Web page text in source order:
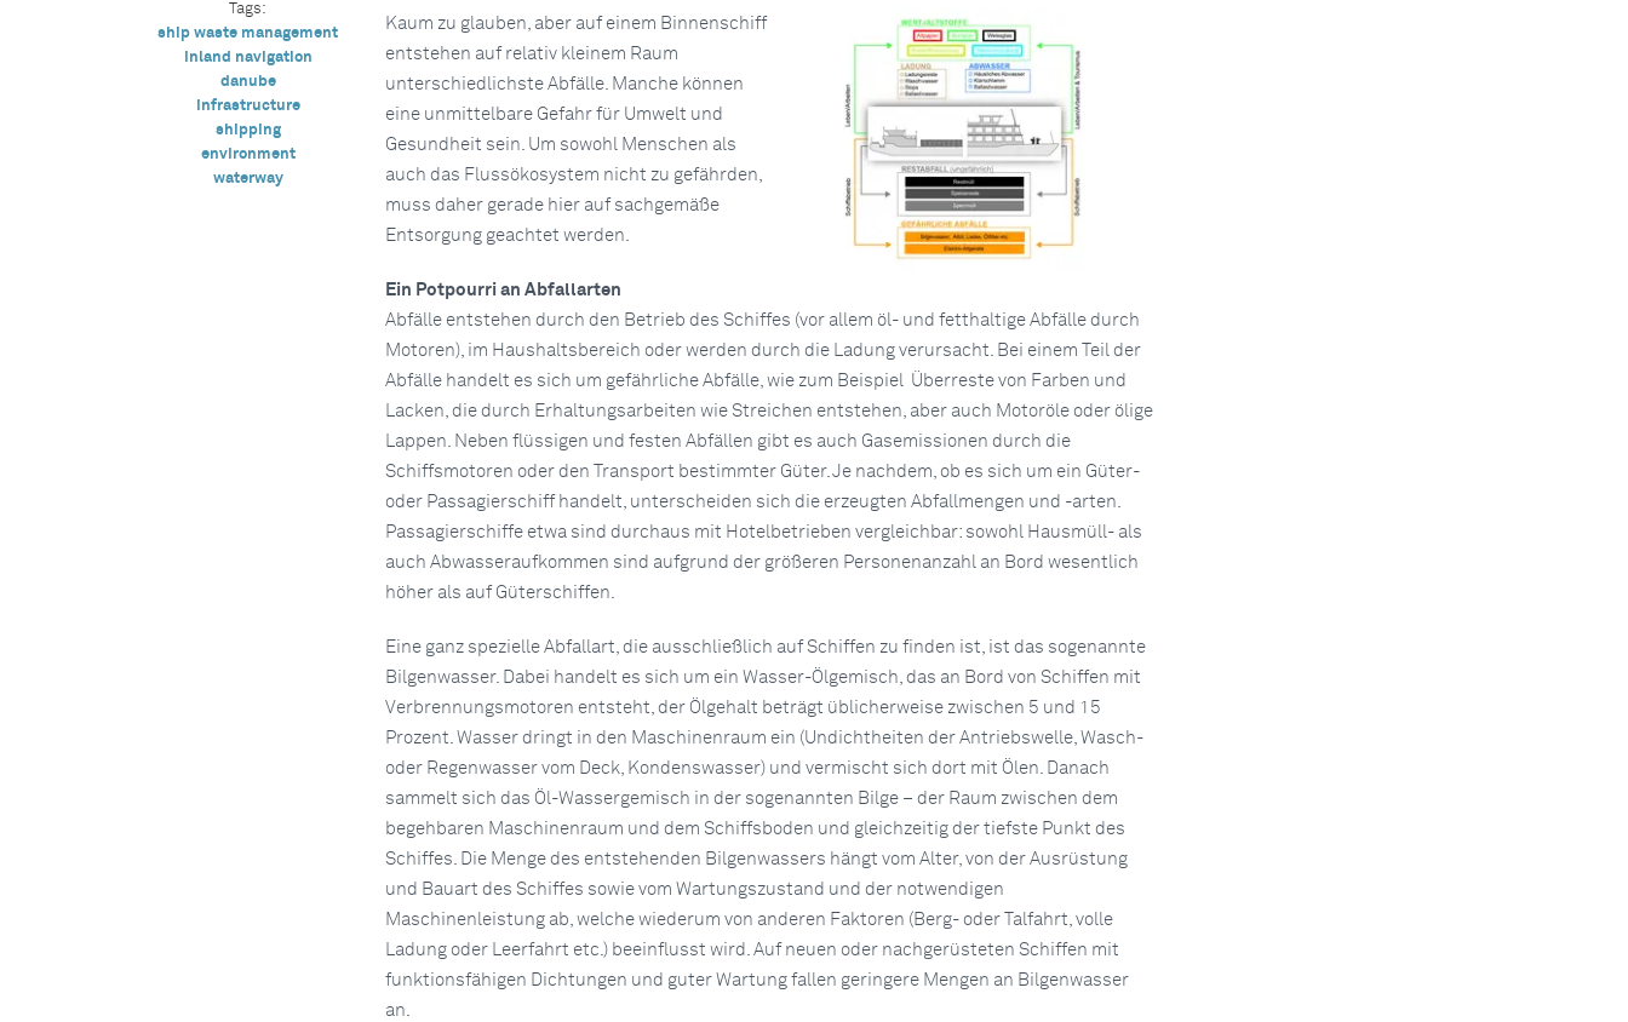
Kaum zu glauben, aber auf einem Binnenschiff
entstehen auf relativ kleinem Raum
unterschiedlichste Abfälle. Manche können
eine unmittelbare Gefahr für Umwelt und
Gesundheit sein. Um sowohl Menschen als
auch das Flussökosystem nicht zu gefährden,
muss daher gerade hier auf sachgemäße
Entsorgung geachtet werden.
Ein Potpourri an Abfallarten
Abfälle entstehen durch den Betrieb des Schiffes (vor allem öl- und fetthaltige Abfälle durch
Motoren), im Haushaltsbereich oder werden durch die Ladung verursacht. Bei einem Teil der
Abfälle handelt es sich um gefährliche Abfälle, wie zum Beispiel Überreste von Farben und
Lacken, die durch Erhaltungsarbeiten wie Streichen entstehen, aber auch Motoröle oder ölige
Lappen. Neben flüssigen und festen Abfällen gibt es auch Gasemissionen durch die
Schiffsmotoren oder den Transport bestimmter Güter. Je nachdem, ob es sich um ein Güter-
oder Passagierschiff handelt, unterscheiden sich die erzeugten Abfallmengen und -arten.
Passagierschiffe etwa sind durchaus mit Hotelbetrieben vergleichbar: sowohl Hausmüll- als
auch Abwasseraufkommen sind aufgrund der größeren Personenanzahl an Bord wesentlich
höher als auf Güterschiffen.
Eine ganz spezielle Abfallart, die ausschließlich auf Schiffen zu finden ist, ist das sogenannte
Bilgenwasser. Dabei handelt es sich um ein Wasser-Ölgemisch, das an Bord von Schiffen mit
Verbrennungsmotoren entsteht, der Ölgehalt beträgt üblicherweise zwischen 5 und 15
Prozent. Wasser dringt in den Maschinenraum ein (Undichtheiten der Antriebswelle, Wasch-
oder Regenwasser vom Deck, Kondenswasser) und vermischt sich dort mit Ölen. Danach
sammelt sich das Öl-Wassergemisch in der sogenannten Bilge – der Raum zwischen dem
begehbaren Maschinenraum und dem Schiffsboden und gleichzeitig der tiefste Punkt des
Schiffes. Die Menge des entstehenden Bilgenwassers hängt vom Alter, von der Ausrüstung
und Bauart des Schiffes sowie vom Wartungszustand und der notwendigen
Maschinenleistung ab, welche wiederum von anderen Faktoren (Berg- oder Talfahrt, volle
Ladung oder Leerfahrt etc.) beeinflusst wird. Auf neuen oder nachgerüsteten Schiffen mit
funktionsfähigen Dichtungen und guter Wartung fallen geringere Mengen an Bilgenwasser
an.
Tags:
ship waste management
inland navigation
danube
infrastructure
shipping
environment
waterway